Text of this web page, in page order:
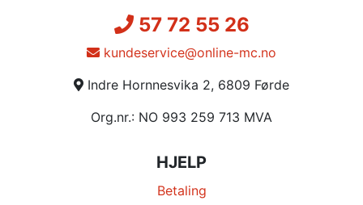
57 72 55 26
kundeservice@online-mc.no
Indre Hornnesvika 2, 6809 Førde
Org.nr.: NO 993 259 713 MVA
HJELP
Betaling